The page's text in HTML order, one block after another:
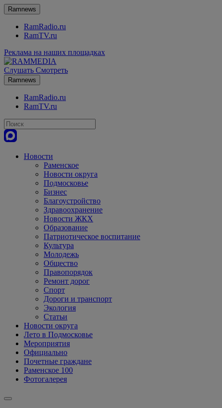
Ramnews
RamRadio.ru
RamTV.ru
Реклама на наших площадках
Слушать Смотреть
Ramnews
RamRadio.ru
RamTV.ru
Новости
Раменское
Новости округа
Подмосковье
Бизнес
Благоустройство
Здравоохранение
Новости ЖКХ
Образование
Патриотическое воспитание
Культура
Молодежь
Общество
Правопорядок
Ремонт дорог
Спорт
Дороги и транспорт
Экология
Статьи
Новости округа
Лето в Подмосковье
Мероприятия
Официально
Почетные граждане
Раменское 100
Фотогалерея